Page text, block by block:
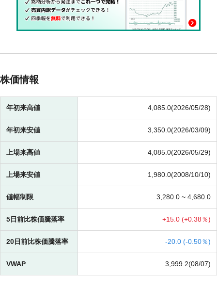
株価情報
年初来高値 4,085.0(2026/05/28)
年初来安値 3,350.0(2026/03/09)
上場来高値 4,085.0(2026/05/29)
上場来安値 1,980.0(2008/10/10)
値幅制限 3,280.0 ~ 4,680.0
5日前比株価騰落率 +15.0 (+0.38％)
20日前比株価騰落率 -20.0 (-0.50％)
VWAP 3,999.2(08/07)